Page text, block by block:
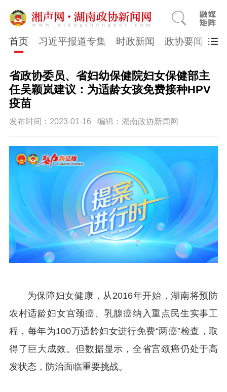
首页 习近平报道专集 时政新闻 政协要闻 市
省政协委员、省妇幼保健院妇女保健部主
任吴颖岚建议：为适龄女孩免费接种HPV
疫苗
发布时间：2023-01-16 编辑：湖南政协新闻网
为保障妇女健康，从2016年开始，湖南将预防
农村适龄妇女宫颈癌、乳腺癌纳入重点民生实事工
程，每年为100万适龄妇女进行免费“两癌”检查，取
得了巨大成效。但数据显示，全省宫颈癌仍处于高
发状态，防治面临重要挑战。